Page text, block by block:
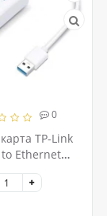
0
TP-Link
to Ethernet